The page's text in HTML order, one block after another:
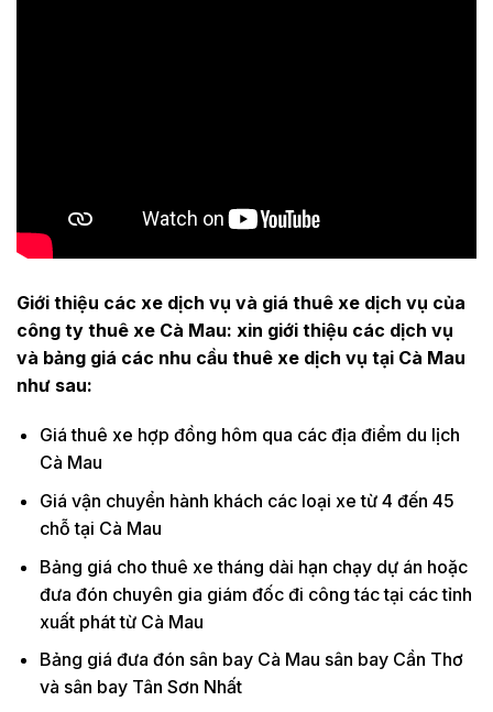
Giới thiệu các xe dịch vụ và giá thuê xe dịch vụ của
công ty thuê xe Cà Mau: xin giới thiệu các dịch vụ
và bảng giá các nhu cầu thuê xe dịch vụ tại Cà Mau
như sau:
Giá thuê xe hợp đồng hôm qua các địa điểm du lịch
Cà Mau
Giá vận chuyển hành khách các loại xe từ 4 đến 45
chỗ tại Cà Mau
Bảng giá cho thuê xe tháng dài hạn chạy dự án hoặc
đưa đón chuyên gia giám đốc đi công tác tại các tỉnh
xuất phát từ Cà Mau
Bảng giá đưa đón sân bay Cà Mau sân bay Cần Thơ
và sân bay Tân Sơn Nhất